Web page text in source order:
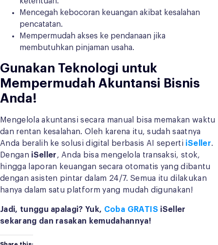
Mencegah kebocoran keuangan akibat kesalahan
pencatatan.
Mempermudah akses ke pendanaan jika
membutuhkan pinjaman usaha.
Gunakan Teknologi untuk
Mempermudah Akuntansi Bisnis
Anda!
Mengelola akuntansi secara manual bisa memakan waktu
dan rentan kesalahan. Oleh karena itu, sudah saatnya
Anda beralih ke solusi digital berbasis AI seperti iSeller.
Dengan iSeller, Anda bisa mengelola transaksi, stok,
hingga laporan keuangan secara otomatis yang dibantu
dengan asisten pintar dalam 24/7. Semua itu dilakukan
hanya dalam satu platform yang mudah digunakan!
Jadi, tunggu apalagi? Yuk, Coba GRATIS iSeller
sekarang dan rasakan kemudahannya!